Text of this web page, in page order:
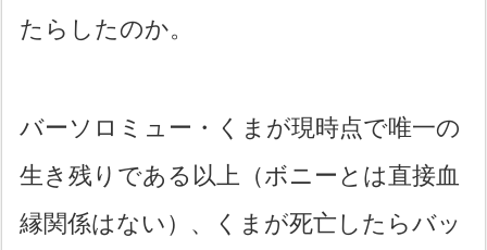
たらしたのか。
バーソロミュー・くまが現時点で唯一の
生き残りである以上（ボニーとは直接血
縁関係はない）、くまが死亡したらバッ